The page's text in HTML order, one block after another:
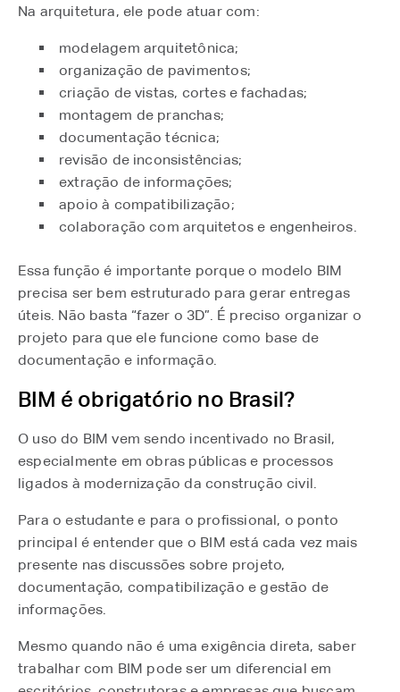
Na arquitetura, ele pode atuar com:
modelagem arquitetônica;
organização de pavimentos;
criação de vistas, cortes e fachadas;
montagem de pranchas;
documentação técnica;
revisão de inconsistências;
extração de informações;
apoio à compatibilização;
colaboração com arquitetos e engenheiros.
Essa função é importante porque o modelo BIM
precisa ser bem estruturado para gerar entregas
úteis. Não basta “fazer o 3D”. É preciso organizar o
projeto para que ele funcione como base de
documentação e informação.
BIM é obrigatório no Brasil?
O uso do BIM vem sendo incentivado no Brasil,
especialmente em obras públicas e processos
ligados à modernização da construção civil.
Para o estudante e para o profissional, o ponto
principal é entender que o BIM está cada vez mais
presente nas discussões sobre projeto,
documentação, compatibilização e gestão de
informações.
Mesmo quando não é uma exigência direta, saber
trabalhar com BIM pode ser um diferencial em